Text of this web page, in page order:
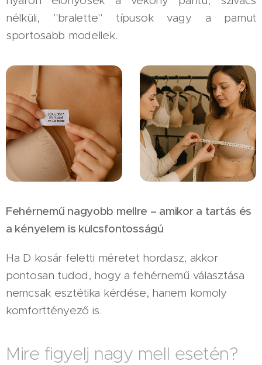
nélküli, "bralette" típusok vagy a pamut
sportosabb modellek.
Fehérnemű nagyobb mellre – amikor a tartás és
a kényelem is kulcsfontosságú
Ha D kosár feletti méretet hordasz, akkor
pontosan tudod, hogy a fehérnemű választása
nemcsak esztétika kérdése, hanem komoly
komforttényező is.
Mire figyelj nagy mell esetén?